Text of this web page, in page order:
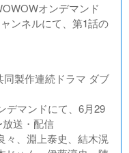
オンデマンド
ンネルにて、第1話の
同製作連続ドラマ ダブ
デマンドにて、6月29
送・配信
々、淵上泰史、結木滉